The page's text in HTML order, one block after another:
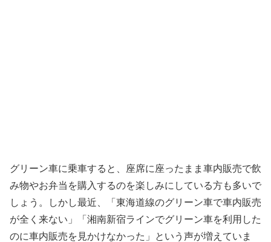
グリーン車に乗車すると、座席に座ったまま車内販売で飲
み物やお弁当を購入するのを楽しみにしている方も多いで
しょう。しかし最近、「東海道線のグリーン車で車内販売
が全く来ない」「湘南新宿ラインでグリーン車を利用した
のに車内販売を見かけなかった」という声が増えていま